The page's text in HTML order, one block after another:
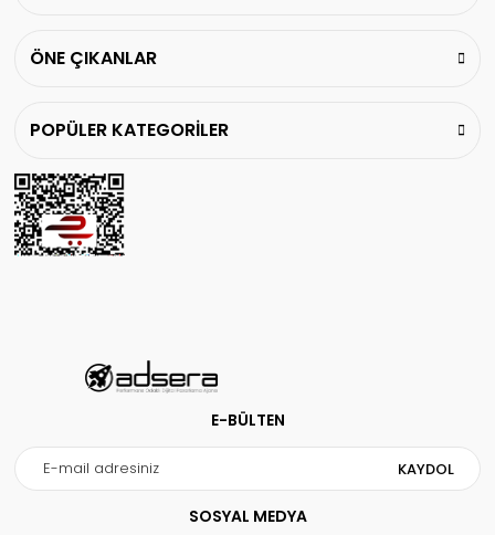
ÖNE ÇIKANLAR
POPÜLER KATEGORİLER
E-BÜLTEN
KAYDOL
SOSYAL MEDYA